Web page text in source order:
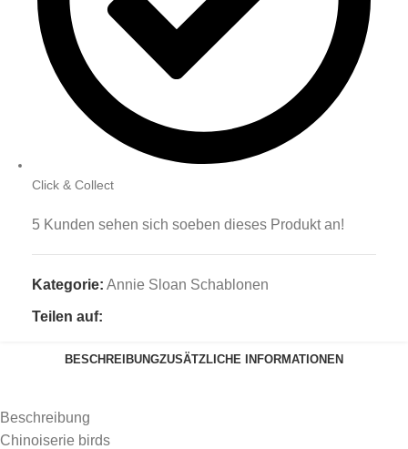
Click & Collect
5 Kunden sehen sich soeben dieses Produkt an!
Kategorie: Annie Sloan Schablonen
Teilen auf:
BESCHREIBUNGZUSÄTZLICHE INFORMATIONEN
Beschreibung
Chinoiserie birds